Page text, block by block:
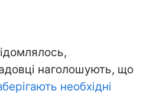
наголошують, що
необхідні